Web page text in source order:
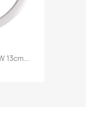
13cm...